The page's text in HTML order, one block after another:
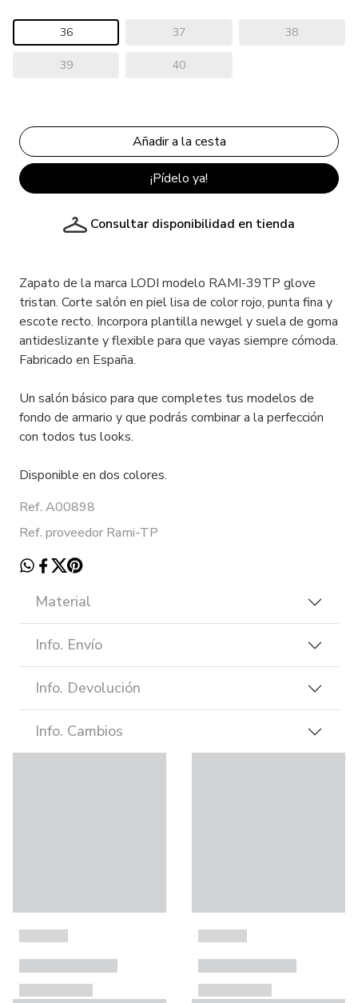
36 37 38
39 40
¡Pídelo ya!
Consultar disponibilidad en tienda
Zapato de la marca LODI modelo RAMI-39TP glove
tristan. Corte salón en piel lisa de color rojo, punta fina y
escote recto. Incorpora plantilla newgel y suela de goma
antideslizante y flexible para que vayas siempre cómoda.
Fabricado en España.
Un salón básico para que completes tus modelos de
fondo de armario y que podrás combinar a la perfección
con todos tus looks.
Disponible en dos colores.
Ref. A00898
Ref. proveedor Rami-TP
Material
Info. Envío
Info. Devolución
Info. Cambios